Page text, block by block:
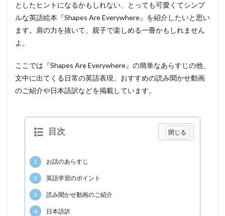
としたヒントになるかもしれない、とっても可愛くてシンプ
ルな英語絵本『Shapes Are Everywhere』を紹介したいと思い
ます。肩の力を抜いて、親子で楽しめる一冊かもしれません
よ。
ここでは『Shapes Are Everywhere』の簡単なあらすじの他、
文中に出てくる日常の英語表現、おすすめの読み聞かせ動画
のご紹介や日本語訳などを掲載しています。
目次
1 お話のあらすじ
2 英語学習のポイント
3 読み聞かせ動画のご紹介
4 日本語訳